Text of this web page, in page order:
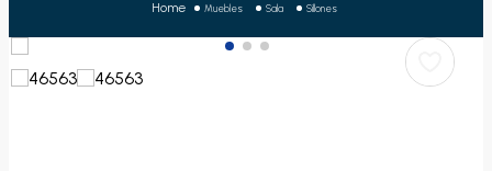
Muebles Sala Sillones